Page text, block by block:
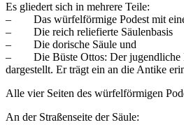
Es gliedert sich in mehrere Teile:
– Das würfelförmige Podest mit
– Die reich reliefierte Säulenbasis
– Die dorische Säule und
– Die Büste Ottos: Der jugendliche
dargestellt. Er trägt ein an die Antike
Alle vier Seiten des würfelförmigen
An der Straßenseite der Säule: